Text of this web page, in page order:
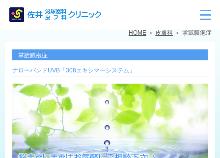
HOME 皮膚科 掌蹠膿疱症
掌蹠膿疱症
ナローバンドUVB「308エキシマーシステム」